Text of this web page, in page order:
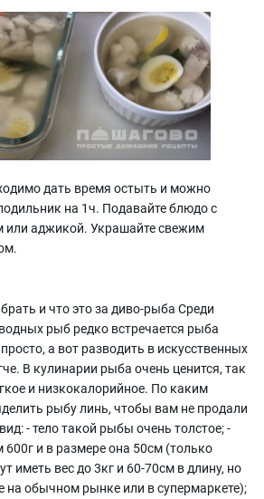
дать время остыть и можно
на 1ч. Подавайте блюдо с
или аджикой. Украшайте свежим
и что это за диво-рыба Среди
рыб редко встречается рыба
а вот разводить в искусственных
В кулинарии рыба очень ценится, так
и низкокалорийное. По каким
рыбу линь, чтобы вам не продали
- тело такой рыбы очень толстое; -
и в размере она 50см (только
иметь вес до 3кг и 60-70см в длину, но
на обычном рынке или в супермаркете);